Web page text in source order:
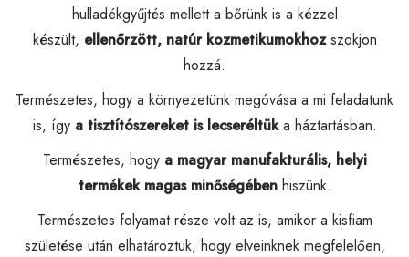
hulladékgyűjtés mellett a bőrünk is a kézzel
készült, ellenőrzött, natúr kozmetikumokhozszokjon
hozzá.
Természetes, hogy a környezetünk megóvása a mi feladatunk
is, így a tisztítószereket is lecseréltüka háztartásban.
Természetes, hogy a magyar manufakturális, helyi
termékek magas minőségében hiszünk.
Természetes folyamat része volt az is, amikor a kisfiam
születése után elhatároztuk, hogy elveinknek megfelelően,